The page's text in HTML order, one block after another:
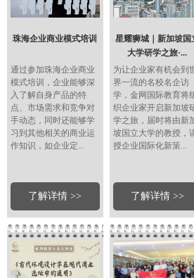
珠海企业商业模式培训
通过参加珠海企业商业
模式培训，企业能够深
入了解自身产品的特
点、市场需求和竞争对
手动态，同时还能够学
习到其他相关的商业运
作知识，如企业定...
了解详情 >>
星耀狮城｜新加坡国
大学研学之旅·...
为让企业家有机会到
界一流的名校名企访
学，金网国际教育将
织企业家开启新加坡
学之旅，届时将由新
坡国立大学的教授，
授企业国际化新策...
了解详情 >>